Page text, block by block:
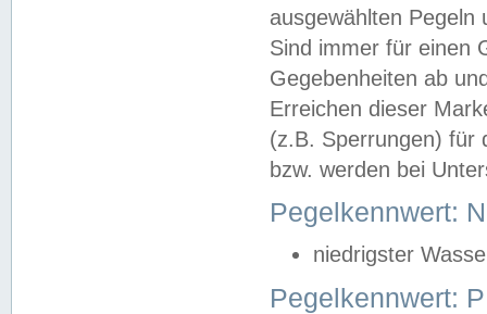
ausgewählten
Sind immer für einen
Gegebenheiten ab
Erreichen dieser
(z.B. Sperrungen) für
bzw. werden bei
Pegelkennwert:
niedrigster
Pegelkennwert: